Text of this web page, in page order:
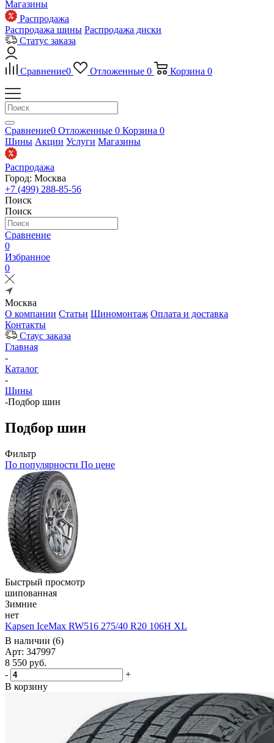
Магазины
Распродажа
Распродажа шины Распродажа диски
Статус заказа
Сравнение0 Отложенные 0 Корзина 0
Сравнение0 Отложенные 0 Корзина 0
Шины Акции Услуги Магазины
Распродажа
Город: Москва
+7 (499) 288-85-56
Поиск
Поиск
Сравнение
0
Избранное
0
Москва
О компании Статьи Шиномонтаж Оплата и доставка
Контакты
Стаус заказа
Главная
-
Каталог
-
Шины
-Подбор шин
Подбор шин
Фильтр
По популярности По цене
Быстрый просмотр
шипованная
Зимние
нет
Kapsen IceMax RW516 275/40 R20 106H XL
В наличии (6)
Арт: 347997
8 550 руб.
-
+
В корзину